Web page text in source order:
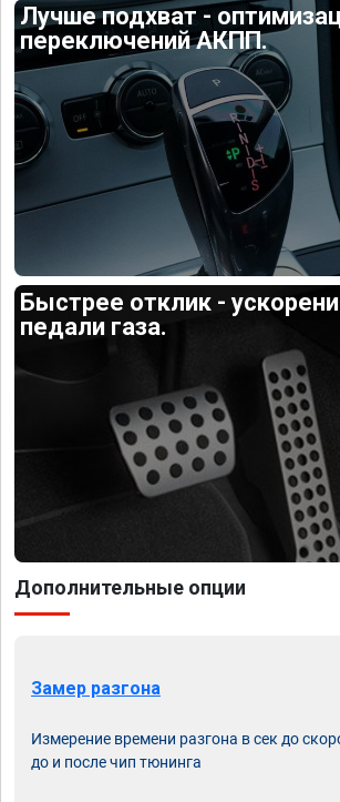
Лучше подхват -
переключений АКПП.
Быстрее отклик -
педали газа.
Дополнительные опции
Замер разгона
Измерение времени разгона в сек до
до и после чип тюнинга